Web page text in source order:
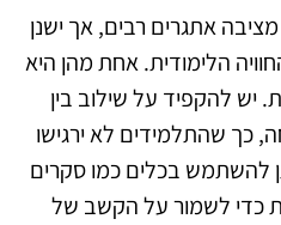
אתגרים רבים, אך ישנן
הלימודית. אחת מהן היא
יש להקפיד על שילוב בין
כך שהתלמידים לא ירגישו
להשתמש בכלים כמו סקרים
כדי לשמור על הקשב של